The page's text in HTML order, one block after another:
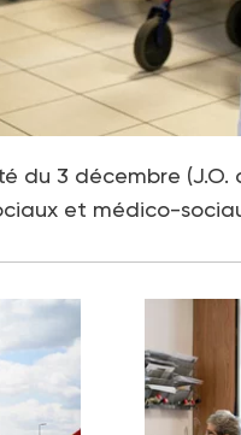
du 3 décembre (J.O.
et médico-